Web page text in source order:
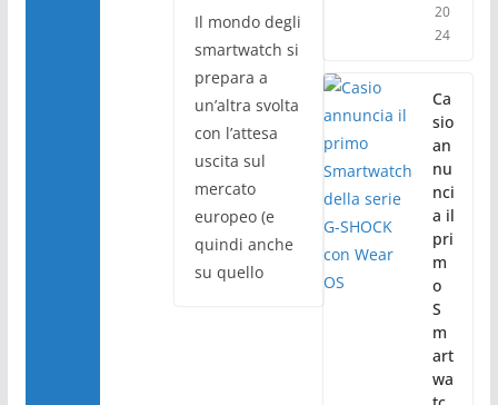
Il mondo degli
smartwatch si
prepara a
un’altra svolta
con l’attesa
uscita sul
mercato
europeo (e
quindi anche
su quello
20
24
Ca
sio
an
nu
nci
a il
pri
m
o
S
m
art
wa